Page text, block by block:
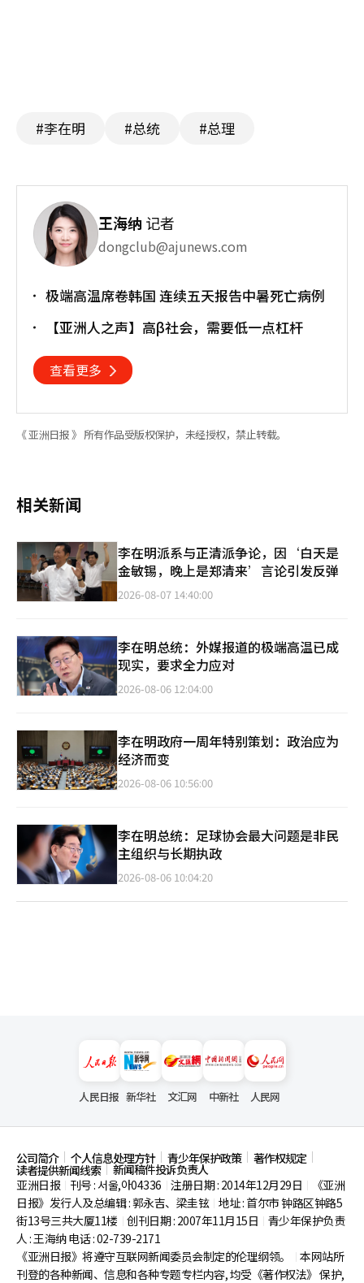
#李在明 #总统 #总理
王海纳 记者
dongclub@ajunews.com
极端高温席卷韩国 连续五天报告中暑死亡病例
【亚洲人之声】高β社会，需要低一点杠杆
查看更多
《 亚洲日报 》 所有作品受版权保护，未经授权，禁止转载。
相关新闻
李在明派系与正清派争论，因‘白天是
金敏锡，晚上是郑清来’言论引发反弹
2026-08-07 14:40:00
李在明总统：外媒报道的极端高温已成
现实，要求全力应对
2026-08-06 12:04:00
李在明政府一周年特别策划：政治应为
经济而变
2026-08-06 10:56:00
李在明总统：足球协会最大问题是非民
主组织与长期执政
2026-08-06 10:04:20
人民日报 新华社 文汇网 中新社 人民网
公司简介 个人信息处理方针 青少年保护政策 著作权规定
读者提供新闻线索
新闻稿件投诉负责人
亚洲日报
刊号 : 서울,아04336 注册日期 : 2014年12月29日
《亚洲
日报》发行人及总编辑 : 郭永吉、梁圭铉 地址 : 首尔市钟路区钟路5
街13号三共大厦11楼 创刊日期 : 2007年11月15日
青少年保护负责
人 : 王海纳 电话 : 02-739-2171
《亚洲日报》将遵守互联网新闻委员会制定的伦理纲领。
本网站所
刊登的各种新闻、信息和各种专题专栏内容, 均受《著作权法》 保护,